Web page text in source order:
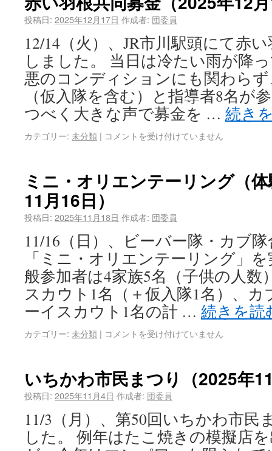
投稿日: 2025年12月17日 作成者: 団委員
12/14（火）、JR市川駅頭にて赤
しました。 当日は冷たい雨が降
悪のコンディションにも関わら
（仮入隊を含む）と指導者8名が
つべく大きな声で募金を … 続き
カテゴリー: 未分類 | コメントを受け付けていません
ミニ・オリエンテーリング（
11月16日）
投稿日: 2025年11月18日 作成者: 団委員
11/16（日）、ビーバー隊・カブ
「ミニ・オリエンテーリング」
般参加者は4家族5名（子供の人数
スカウト1名（＋仮入隊1名）、
ーイスカウト1名の計 … 続きを
カテゴリー: 未分類 | コメントを受け付けていません
いちかわ市民まつり（2025年
投稿日: 2025年11月4日 作成者: 団委員
11/3（月）、第50回いちかわ市民
した。 例年はたこ焼きの模擬店